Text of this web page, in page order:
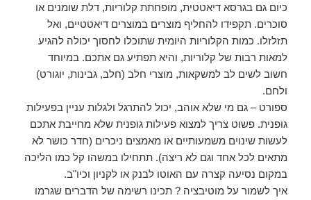
כיום גם בגרסא דיאטטית, מופחתת קלוריות, דלת שומנים או
סוכרים. תקפידו להחליף מוצרים במוצרים דיאטטיים, ואל
תזלזלו. כמות הקלוריות היומית שתוכלו לחסוך יכולה להגיע
למאות רבות של קלוריות, והיא תפתיע גם אתכם. במיוחד
חשוב לשים לב למשקאות, מוצרי חלב (חלב, גבינות, יוגורט)
ולחם.
ספורט – גם מי שלא אוהב, יכול להתרגל ולגלות עניין בפעילות
גופנית. פשוט צריך למצוא פעילות גופנית שלא מחייבת אתכם
לעשות שינוים משמעותיים או מאמצים ניכרים (חדר כושר לא
מתאים לכל אחד וגם לא ריצה). תתחילו במשהו קל כמו הליכה
במקום נסיעה קצרה עם האוטו לבנק או לקניון וכיו"ב.
איך לשמור על מוטיבציה ? תכינו רשימה של הדברים שגרמו